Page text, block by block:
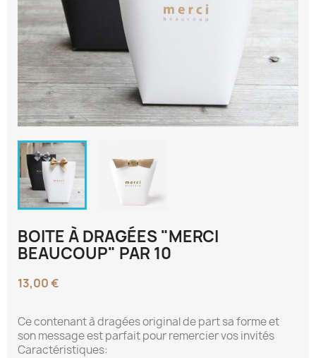
BOITE À DRAGÉES "MERCI
BEAUCOUP" PAR 10
13,00 €
Ce contenant à dragées original de part sa forme et
son message est parfait pour remercier vos invités
Caractéristiques: